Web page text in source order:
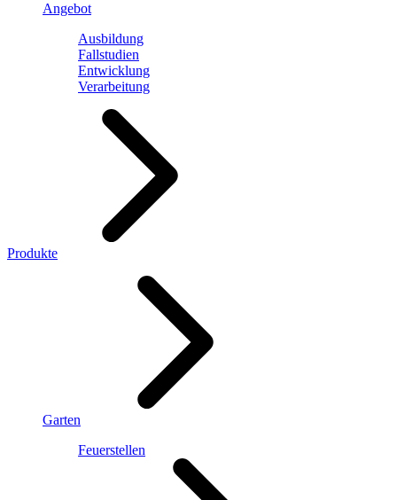
Angebot
Ausbildung
Fallstudien
Entwicklung
Verarbeitung
Produkte
Garten
Feuerstellen